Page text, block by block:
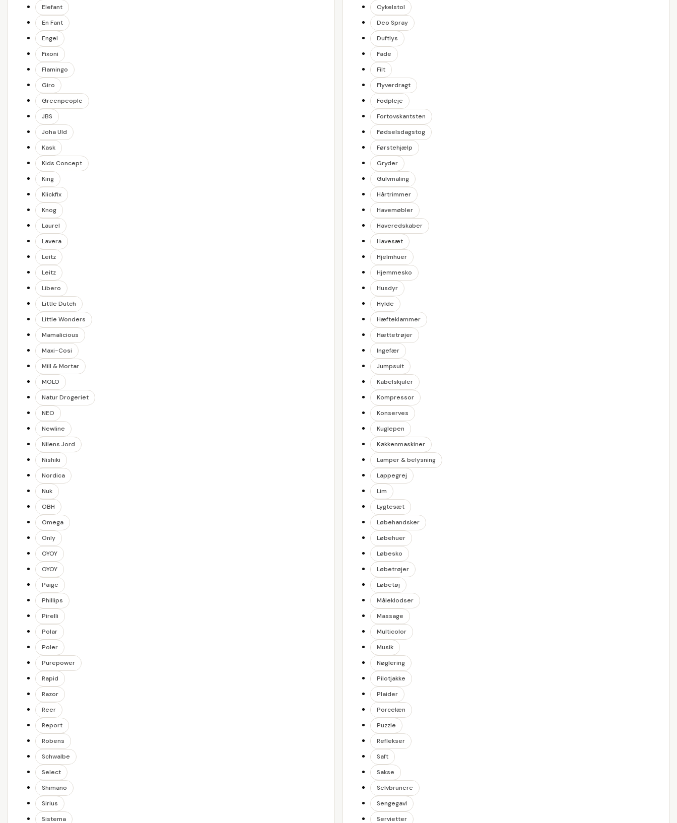
Elefant
En Fant
Engel
Fixoni
Flamingo
Giro
Greenpeople
JBS
Joha Uld
Kask
Kids Concept
King
Klickfix
Knog
Laurel
Lavera
Leitz
Leitz
Libero
Little Dutch
Little Wonders
Mamalicious
Maxi-Cosi
Mill & Mortar
MOLO
Natur Drogeriet
NEO
Newline
Nilens Jord
Nishiki
Nordica
Nuk
OBH
Omega
Only
OYOY
OYOY
Paige
Phillips
Pirelli
Polar
Poler
Purepower
Rapid
Razor
Reer
Report
Robens
Schwalbe
Select
Shimano
Sirius
Sistema
Cykelstol
Deo Spray
Duftlys
Fade
Filt
Flyverdragt
Fodpleje
Fortovskantsten
Fødselsdagstog
Førstehjælp
Gryder
Gulvmaling
Hårtrimmer
Havemøbler
Haveredskaber
Havesæt
Hjelmhuer
Hjemmesko
Husdyr
Hylde
Hæfteklammer
Hættetrøjer
Ingefær
Jumpsuit
Kabelskjuler
Kompressor
Konserves
Kuglepen
Køkkenmaskiner
Lamper & belysning
Lappegrej
Lim
Lygtesæt
Løbehandsker
Løbehuer
Løbesko
Løbetrøjer
Løbetøj
Måleklodser
Massage
Multicolor
Musik
Nøglering
Pilotjakke
Plaider
Porcelæn
Puzzle
Reflekser
Saft
Sakse
Selvbrunere
Sengegavl
Servietter